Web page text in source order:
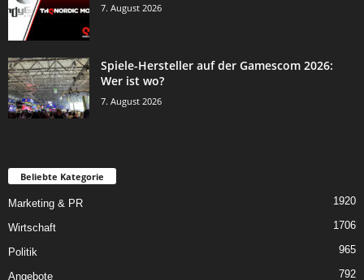
7. August 2026
Spiele-Hersteller auf der Gamescom 2026:
Wer ist wo?
7. August 2026
Beliebte Kategorie
Marketing & PR 1920
Wirtschaft 1706
Politik 965
Angebote 792